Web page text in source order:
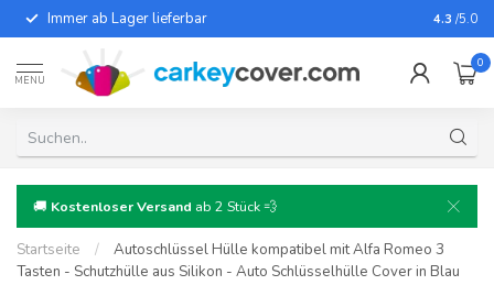
Immer ab Lager lieferbar Für fast
4.3 /5.0
MENU
0
🚚 Kostenloser Versand ab 2 Stück 💨
Startseite /
Autoschlüssel Hülle kompatibel mit Alfa Romeo 3
Tasten - Schutzhülle aus Silikon - Auto Schlüsselhülle Cover in Blau